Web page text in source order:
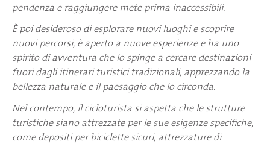
pendenza e raggiungere mete prima inaccessibili.
È poidesideroso di esplorare nuovi luoghi e scoprire
nuovi percorsi, è aperto a nuove esperienze e ha uno
spirito di avventura che lo spinge a cercare destinazioni
fuori dagli itinerari turistici tradizionali, apprezzando la
bellezza naturale e il paesaggio che lo circonda.
Nel contempo, il cicloturista si aspetta che le strutture
turistiche siano attrezzate per le sue esigenze specifiche,
come depositi per biciclette sicuri, attrezzature di